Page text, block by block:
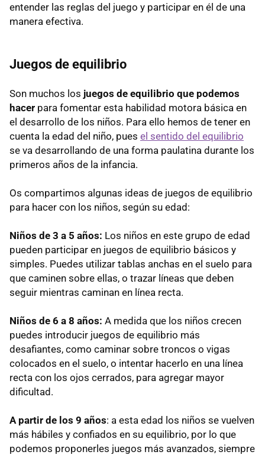
entender las reglas del juego y participar en él de una
manera efectiva.
Juegos de equilibrio
Son muchos los juegos de equilibrio que podemos
hacer para fomentar esta habilidad motora básica en
el desarrollo de los niños. Para ello hemos de tener en
cuenta la edad del niño, pues el sentido del equilibrio
se va desarrollando de una forma paulatina durante los
primeros años de la infancia.
Os compartimos algunas ideas de juegos de equilibrio
para hacer con los niños, según su edad:
Niños de 3 a 5 años: Los niños en este grupo de edad
pueden participar en juegos de equilibrio básicos y
simples. Puedes utilizar tablas anchas en el suelo para
que caminen sobre ellas, o trazar líneas que deben
seguir mientras caminan en línea recta.
Niños de 6 a 8 años: A medida que los niños crecen
puedes introducir juegos de equilibrio más
desafiantes, como caminar sobre troncos o vigas
colocados en el suelo, o intentar hacerlo en una línea
recta con los ojos cerrados, para agregar mayor
dificultad.
A partir de los 9 años: a esta edad los niños se vuelven
más hábiles y confiados en su equilibrio, por lo que
podemos proponerles juegos más avanzados, siempre